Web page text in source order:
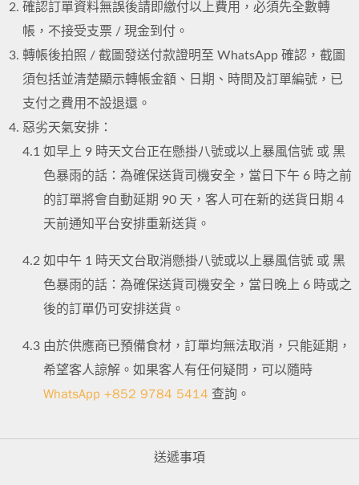
確認訂單資料無誤後請即繳付以上費用，必須先全數轉
帳，不接受支票 / 現金到付。
轉帳後拍照 / 截圖發送付款證明至 WhatsApp 確認，截圖
須包括並清楚顯示轉帳金額、日期、時間及訂單編號，已
支付之費用不設退還。
惡劣天氣安排：
4.1 如早上 9 時天文台正在懸掛八號或以上暴風信號 或 黑
色暴雨的話：為確保送貨司機安全，當日下午 6 時之前
的訂單將會自動延期 90 天，客人可在新的送貨日期 4
天前通知平台安排重新送貨。
4.2 如中午 1 時天文台取消懸掛八號或以上暴風信號 或 黑
色暴雨的話：為確保送貨司機安全，當日晚上 6 時或之
後的訂單仍可安排送貨。
4.3 由於供應商已預備食材，訂單均無法取消，只能延期，
希望客人諒解。如果客人有任何疑問，可以隨時
WhatsApp +852 9784 5414 查詢。
送遞事項